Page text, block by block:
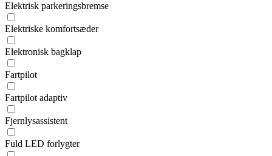
Elektrisk parkeringsbremse
Elektriske komfortsæder
Elektronisk bagklap
Fartpilot
Fartpilot adaptiv
Fjernlysassistent
Fuld LED forlygter